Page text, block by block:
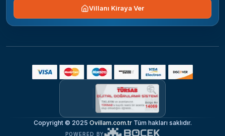
Villanı Kiraya Ver
Copyright © 2025 Ovillam.com.trTüm hakları saklıdır.
POWERED BY